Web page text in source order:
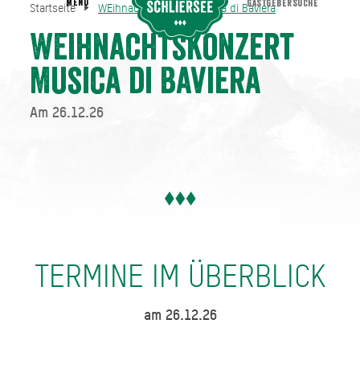
Startseite WEihnachtskonzert Musica di Baviera
WEihnachtskonzert
Musica di Baviera
Am 26.12.26
TERMINE IM ÜBERBLICK
am 26.12.26
Startseite WEihnachtskonzert Musica di Baviera
MENU GASTGEBERSUCHE